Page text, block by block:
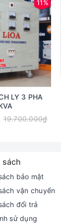
11%
LY 3 PHA
19.700.000₫
sách
bảo mật
vận chuyển
đổi trả
sử dụng